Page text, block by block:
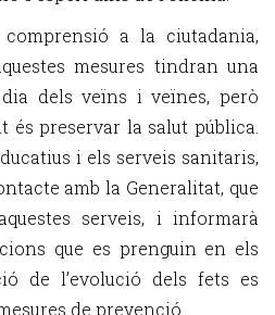
comprensió a la ciutadania,
mesures tindran una
dels veïns i veïnes, però
és preservar la salut pública.
i els serveis sanitaris,
amb la Generalitat, que
serveis, i informarà
que es prenguin en els
de l’evolució dels fets es
de prevenció.